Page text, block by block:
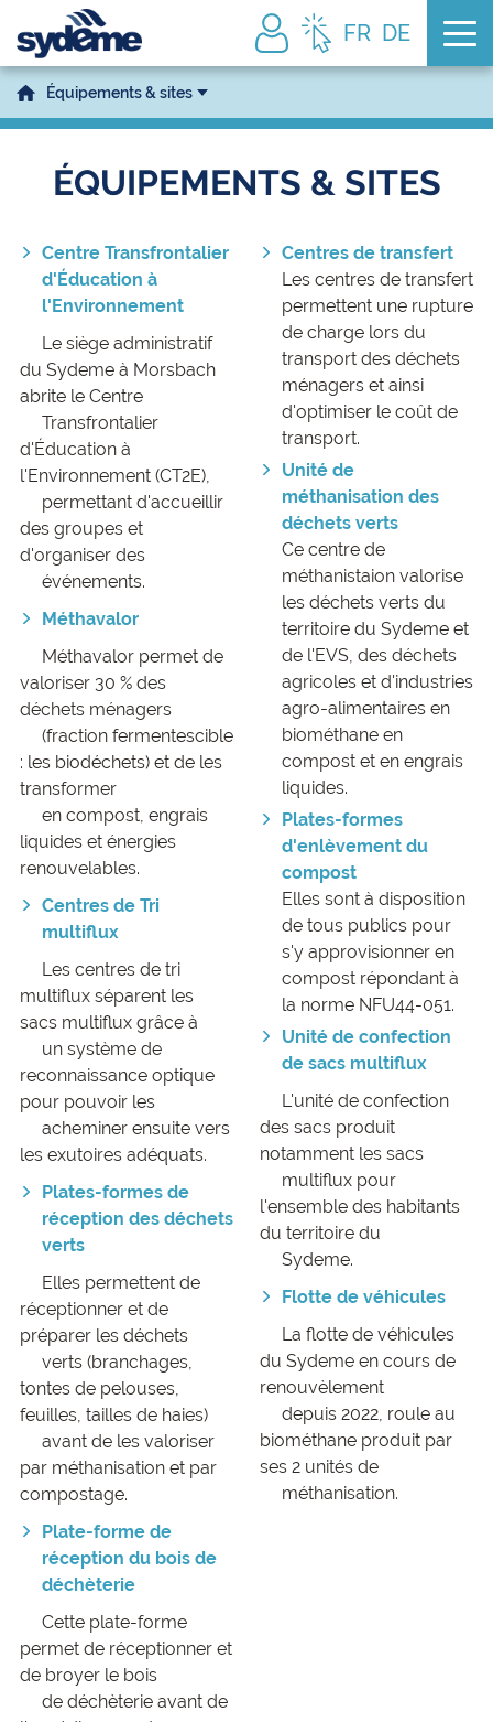
FR DE
Équipements & sites
ÉQUIPEMENTS & SITES
Centre Transfrontalier
d'Éducation à
l'Environnement
Le siège administratif
du Sydeme à Morsbach
abrite le Centre
Transfrontalier
d'Éducation à
l'Environnement (CT2E),
permettant d'accueillir
des groupes et
d'organiser des
événements.
Méthavalor
Méthavalor permet de
valoriser 30 % des
déchets ménagers
(fraction fermentescible
: les biodéchets) et de les
transformer
en compost, engrais
liquides et énergies
renouvelables.
Centres de Tri
multiflux
Les centres de tri
multiflux séparent les
sacs multiflux grâce à
un système de
reconnaissance optique
pour pouvoir les
acheminer ensuite vers
les exutoires adéquats.
Plates-formes de
réception des déchets
verts
Elles permettent de
réceptionner et de
préparer les déchets
verts (branchages,
tontes de pelouses,
feuilles, tailles de haies)
avant de les valoriser
par méthanisation et par
compostage.
Plate-forme de
réception du bois de
déchèterie
Cette plate-forme
permet de réceptionner et
de broyer le bois
de déchèterie avant de
Centres de transfert
Les centres de transfert
permettent une rupture
de charge lors du
transport des déchets
ménagers et ainsi
d'optimiser le coût de
transport.
Unité de
méthanisation des
déchets verts
Ce centre de
méthanistaion valorise
les déchets verts du
territoire du Sydeme et
de l'EVS, des déchets
agricoles et d'industries
agro-alimentaires en
biométhane en
compost et en engrais
liquides.
Plates-formes
d'enlèvement du
compost
Elles sont à disposition
de tous publics pour
s'y approvisionner en
compost répondant à
la norme NFU44-051.
Unité de confection
de sacs multiflux
L'unité de confection
des sacs produit
notamment les sacs
multiflux pour
l'ensemble des habitants
du territoire du
Sydeme.
Flotte de véhicules
La flotte de véhicules
du Sydeme en cours de
renouvèlement
depuis 2022, roule au
biométhane produit par
ses 2 unités de
méthanisation.